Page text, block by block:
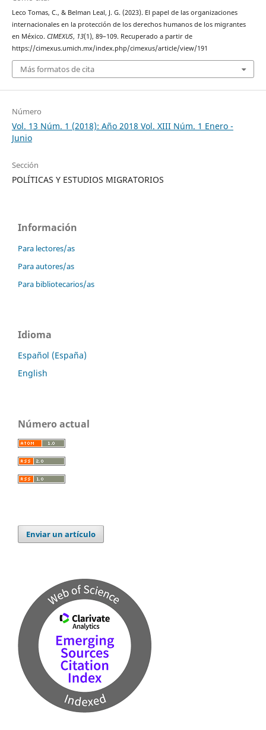
Leco Tomas, C., & Belman Leal, J. G. (2023). El papel de las organizaciones
internacionales en la protección de los derechos humanos de los migrantes
en México. CIMEXUS, 13(1), 89–109. Recuperado a partir de
https://cimexus.umich.mx/index.php/cimexus/article/view/191
Más formatos de cita
Número
Vol. 13 Núm. 1 (2018): Año 2018 Vol. XIII Núm. 1 Enero -
Junio
Sección
POLÍTICAS Y ESTUDIOS MIGRATORIOS
Información
Para lectores/as
Para autores/as
Para bibliotecarios/as
Idioma
Español (España)
English
Número actual
Enviar un artículo